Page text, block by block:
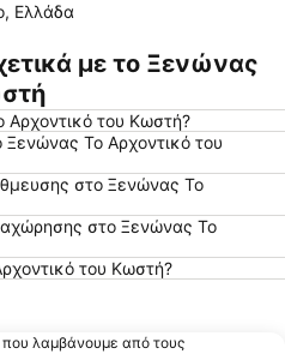
Οχυρό Ρούπελ
ΚΤΕΛ Νομού Σερρών
Κερκίνη Δυτικό Ανάχωμα Λιθότοπος
Χιονοχώρι
Istoricheski - arhitekturen rezervat Kovachevitsa
Παραδοσιακός Οικισμός Παγονερίου
Ελλάδα
με το Ξενώνας
Αρχοντικό του Κωστή?
Ξενώνας Το Αρχοντικό του
στο Ξενώνας Το
στο Ξενώνας Το
του Κωστή?
που λαμβάνουμε από τους